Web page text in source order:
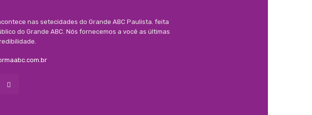
nas setecidades do Grande ABC Paulista. feita
do Grande ABC. Nós fornecemos a você as últimas